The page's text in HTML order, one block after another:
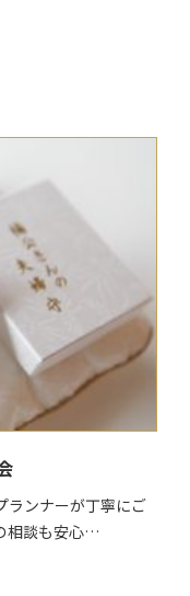
ランナーが丁寧にご
相談も安心…